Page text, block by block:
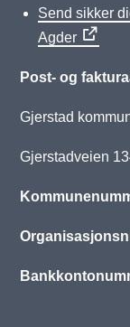
Send sikker
Agder
Post- og
Gjerstad
Gjerstadveien